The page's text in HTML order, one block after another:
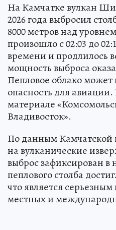
На Камчатке вулкан
2026 года выбросил
8000 метров над
произошло с 02:03 до
времени и продлилось
мощность выброса
Пепловое облако может
опасность для
материале
Владивосток».
По данным Камчатской
на вулканические
выброс зафиксирован
пеплового столба
что является
местных и